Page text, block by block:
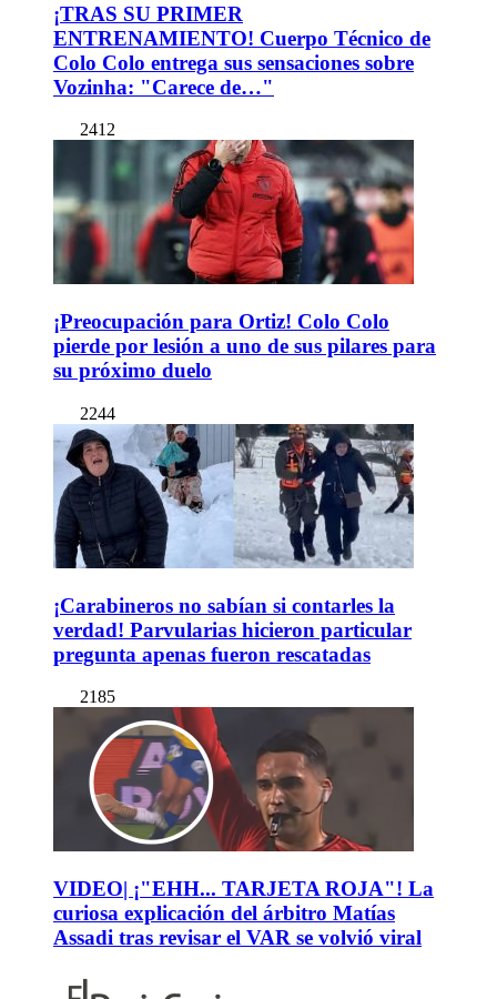
¡TRAS SU PRIMER
ENTRENAMIENTO! Cuerpo Técnico de
Colo Colo entrega sus sensaciones sobre
Vozinha: "Carece de…"
2412
¡Preocupación para Ortiz! Colo Colo
pierde por lesión a uno de sus pilares para
su próximo duelo
2244
¡Carabineros no sabían si contarles la
verdad! Parvularias hicieron particular
pregunta apenas fueron rescatadas
2185
VIDEO| ¡"EHH... TARJETA ROJA"! La
curiosa explicación del árbitro Matías
Assadi tras revisar el VAR se volvió viral